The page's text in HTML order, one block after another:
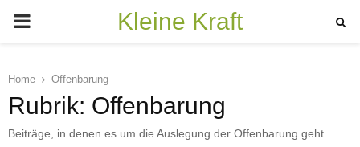
PRIMARY
Kleine Kraft
Home Offenbarung
Rubrik: Offenbarung
Beiträge, in denen es um die Auslegung der Offenbarung geht